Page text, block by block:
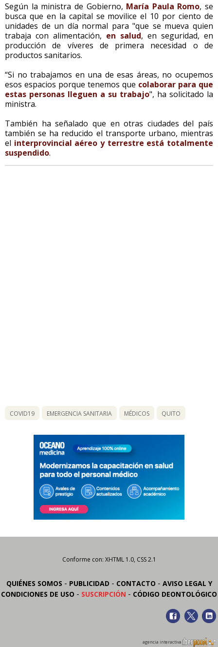
Según la ministra de Gobierno, María Paula Romo, se
busca que en la capital se movilice el 10 por ciento de
unidades de un día normal para "que se mueva quien
trabaja con alimentación, en salud, en seguridad, en
producción de víveres de primera necesidad o de
productos sanitarios.
“Si no trabajamos en una de esas áreas, no ocupemos
esos espacios porque tenemos que colaborar para que
estas personas lleguen a su trabajo", ha solicitado la
ministra.
También ha señalado que en otras ciudades del país
también se ha reducido el transporte urbano, mientras
el interprovincial aéreo y terrestre está totalmente
suspendido.
COVID19 EMERGENCIA SANITARIA MÉDICOS QUITO
Conforme con: XHTML 1.0, CSS 2.1
QUIÉNES SOMOS - PUBLICIDAD - CONTACTO - AVISO LEGAL Y
CONDICIONES DE USO - SUSCRIPCIÓN - CÓDIGO DEONTOLÓGICO
agencia interactiva